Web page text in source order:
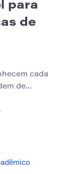
para
de
cada
de